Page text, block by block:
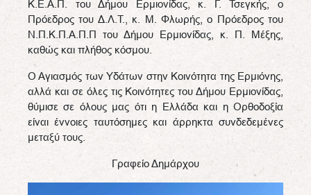
Κ.Ε.Α.Π. του Δήμου Ερμιονίδας, κ. Γ. Τσεγκής, ο
Πρόεδρος του Δ.Λ.Τ., κ. Μ. Φλωρής, ο Πρόεδρος του
Ν.Π.Κ.Π.Α.Π.Π του Δήμου Ερμιονίδας, κ. Π. Μέξης,
καθώς και πλήθος κόσμου.
Ο Αγιασμός των Υδάτων στην Κοινότητα της Ερμιόνης,
αλλά και σε όλες τις Κοινότητες του Δήμου Ερμιονίδας,
θύμισε σε όλους μας ότι η Ελλάδα και η Ορθοδοξία
είναι έννοιες ταυτόσημες και άρρηκτα συνδεδεμένες
μεταξύ τους.
Γραφείο Δημάρχου